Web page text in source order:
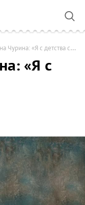
«Я с детства связана с Казахстаном»
«Я с